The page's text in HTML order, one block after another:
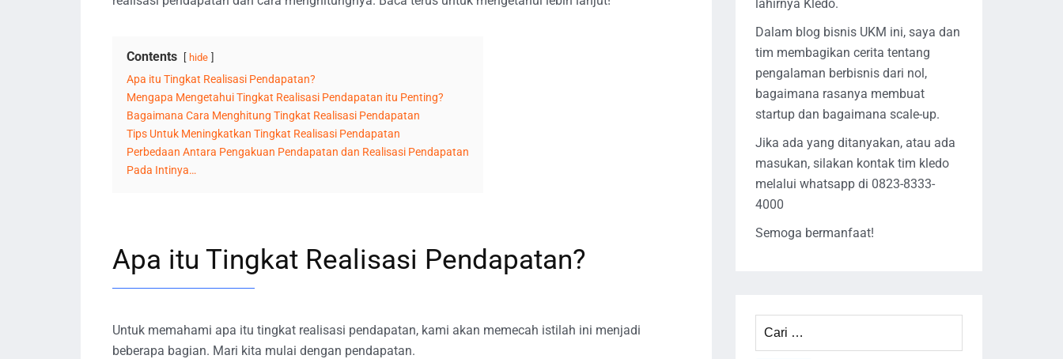
Contents hide
Apa itu Tingkat Realisasi Pendapatan?
Mengapa Mengetahui Tingkat Realisasi Pendapatan itu Penting?
Bagaimana Cara Menghitung Tingkat Realisasi Pendapatan
Tips Untuk Meningkatkan Tingkat Realisasi Pendapatan
Perbedaan Antara Pengakuan Pendapatan dan Realisasi Pendapatan
Pada Intinya…
Apa itu Tingkat Realisasi Pendapatan?
Untuk memahami apa itu tingkat realisasi pendapatan, kami akan memecah istilah ini menjadi
beberapa bagian. Mari kita mulai dengan pendapatan.
lahirnya Kledo.
Dalam blog bisnis UKM ini, saya dan
tim membagikan cerita tentang
pengalaman berbisnis dari nol,
bagaimana rasanya membuat
startup dan bagaimana scale-up.
Jika ada yang ditanyakan, atau ada
masukan, silakan kontak tim kledo
melalui whatsapp di 0823-8333-
4000
Semoga bermanfaat!
untuk: